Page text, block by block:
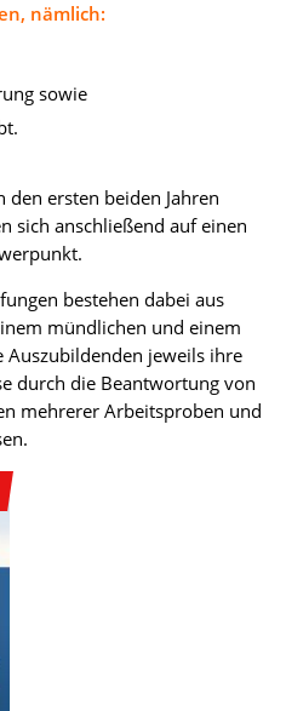
nämlich:
sowie
ersten beiden Jahren
sich anschließend auf einen
bestehen dabei aus
mündlichen und einem
Auszubildenden jeweils ihre
durch die Beantwortung von
mehrerer Arbeitsproben und